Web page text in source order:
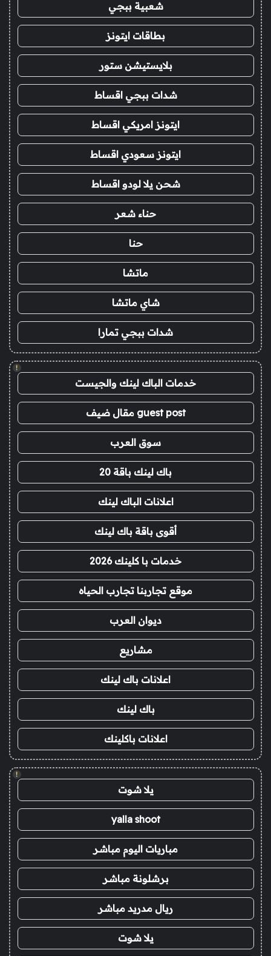
شعبية ببجي
بطاقات ايتونز
بلايستيشن ستور
شدات ببجي اقساط
ايتونز امريكي اقساط
ايتونز سعودي اقساط
شحن يلا لودو اقساط
حناء شعر
حنا
ماتشا
شاي ماتشا
شدات ببجي تمارا
!
خدمات الباك لينك والجيست
guest post مقال ضيف
سوق العرب
باك لينك باقة 20
اعلانات الباك لينك
أقوى باقة باك لينك
خدمات با كلينك 2026
موقع تجاربنا تجارب الحياه
ديوان العرب
مشاريع
اعلانات باك لينك
باك لينك
اعلانات باكلينك
!
يلا شوت
yalla shoot
مباريات اليوم مباشر
برشلونة مباشر
ريال مدريد مباشر
يلا شوت